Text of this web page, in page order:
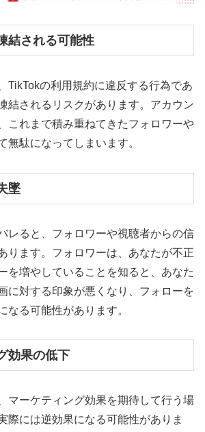
結される可能性
TikTokの利用規約に違反する行為であ
結されるリスクがあります。アカウン
これまで積み重ねてきたフォロワーや
無駄になってしまいます。
墜
レると、フォロワーや視聴者からの信
ります。フォロワーは、あなたが不正
を増やしていることを知ると、あなた
に対する印象が悪くなり、フォローを
なる可能性があります。
効果の低下
マーケティング効果を期待して行う場
際には逆効果になる可能性がありま